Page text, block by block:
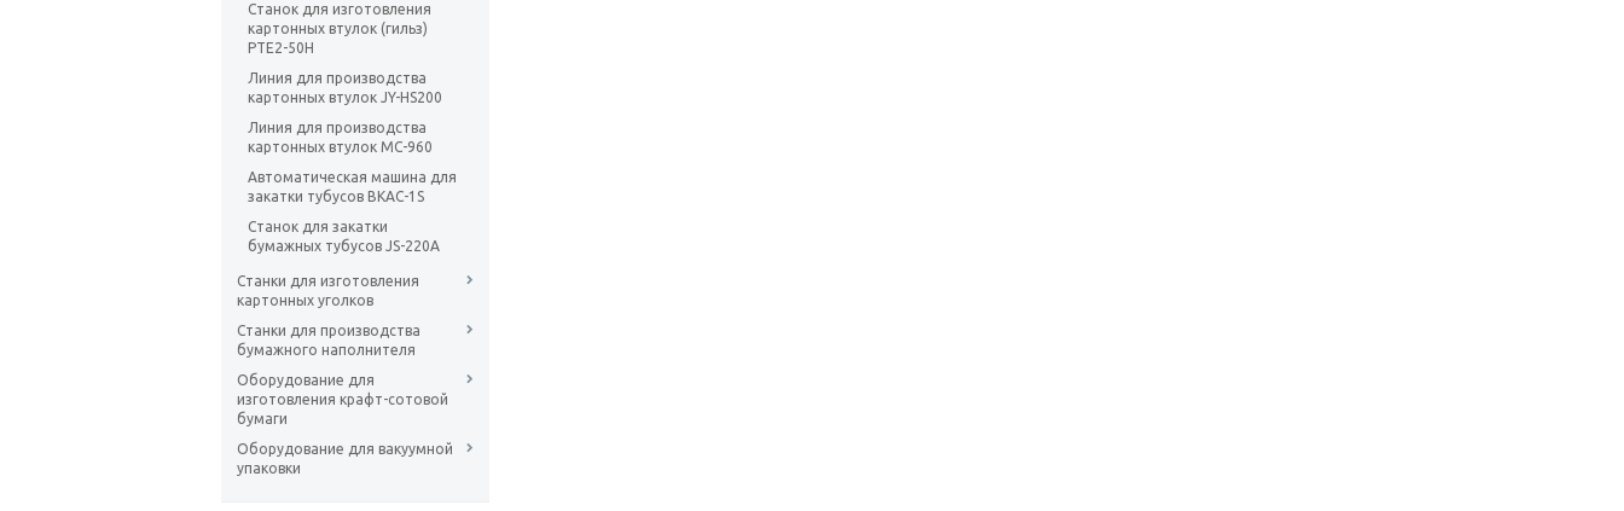
Станок для изготовления
картонных втулок (гильз)
PTE2-50H
Линия для производства
картонных втулок JY-HS200
Линия для производства
картонных втулок MC-960
Автоматическая машина для
закатки тубусов BKAC-1S
Станок для закатки
бумажных тубусов JS-220A
Станки для изготовления
картонных уголков
Станки для производства
бумажного наполнителя
Оборудование для
изготовления крафт-сотовой
бумаги
Оборудование для вакуумной
упаковки